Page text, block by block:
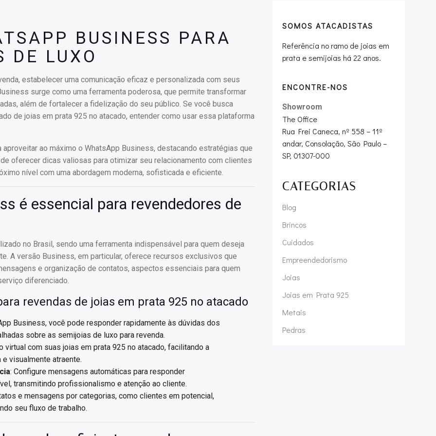
BUSINESS PARA
DE LUXO
estabelecer uma comunicação eficaz e personalizada com seus
surge como uma ferramenta poderosa, que permite transformar
além de fortalecer a fidelização do seu público. Se você busca
de joias em prata 925 no atacado, entender como usar essa plataforma
ao máximo o WhatsApp Business, destacando estratégias que
oferecer dicas valiosas para otimizar seu relacionamento com clientes
nível com uma abordagem moderna, sofisticada e eficiente.
é essencial para revendedores de
no Brasil, sendo uma ferramenta indispensável para quem deseja
A versão Business, em particular, oferece recursos exclusivos que
e organização de contatos, aspectos essenciais para quem
diferenciado.
revendas de joias em prata 925 no atacado
Business, você pode responder rapidamente às dúvidas dos
sobre as semijoias de luxo para revenda.
virtual com suas joias em prata 925 no atacado, facilitando a
visualmente atraente.
: Configure mensagens automáticas para responder
transmitindo profissionalismo e atenção ao cliente.
e mensagens por categorias, como clientes em potencial,
seu fluxo de trabalho.
SOMOS ATACADISTAS
Referência no ramo de joias em
prata e semijoias há 22 anos.
ENCONTRE-NOS
Showroom
The Office
Rua Frei Caneca, nº 558 – 11º
andar, Consolação, São Paulo –
SP, 01307-000
CATEGORIAS
Blog
Brincos
Cuidados
Empreendedorismo
Joias
Joias em Prata 925
Metais
Pedras